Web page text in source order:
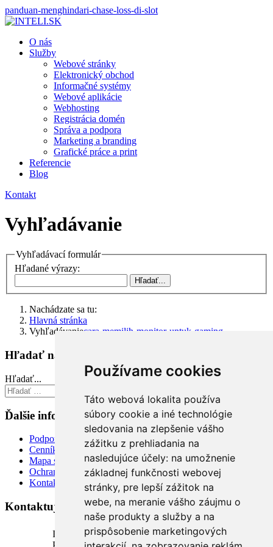
Používame cookies
Táto webová lokalita používa
súbory cookie a iné technológie
sledovania na zlepšenie vášho
zážitku z prehliadania na
nasledujúce účely: na umožnenie
základnej funkčnosti webovej
stránky, pre lepší zážitok na
webe, na meranie vášho záujmu o
naše produkty a služby a na
prispôsobenie marketingových
panduan-menghindari-chase-loss-di-slot
O nás
Služby
Webové stránky
Elektronický obchod
Informačné systémy
Webové aplikácie
Webhosting
Registrácia domén
Správa a podpora
Marketing a branding
Grafické práce a print
Referencie
Blog
Kontakt
Vyhľadávanie
Vyhľadávací formulár
Hľadané výrazy:
Hľadať...
Nachádzate sa tu:
Hlavná stránka
Vyhľadávaniecara-memilih-monitor-untuk-gaming
Hľadať na stránke
Hľadať...
Ďalšie informácie
Podpora
Cenník
Mapa stránky
Ochrana osobných údajov
Kontakt
Kontaktujte nás
INTELI.SK, s.r.o.
Podhora 18, 1. poschodie